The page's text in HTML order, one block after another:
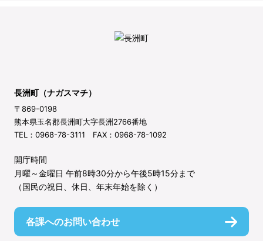
長洲町（ナガスマチ）
〒869-0198
熊本県玉名郡長洲町大字長洲2766番地
TEL：0968-78-3111 FAX：0968-78-1092
開庁時間
月曜～金曜日 午前8時30分から午後5時15分まで
（国民の祝日、休日、年末年始を除く）
各課へのお問い合わせ